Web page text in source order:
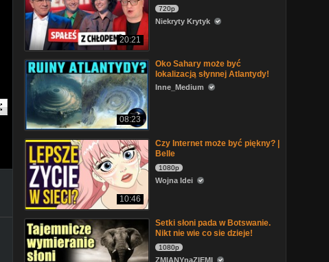
20:21
720p
Niekryty Krytyk
08:23
Oko Sahary może być
lokalizacją słynnej Atlantydy!
Inne_Medium
10:46
Czy Internet może być piękny? |
Belle
1080p
Wojna Idei
Setki słoni pada w Botswanie.
Nikt nie wie co sie dzieje!
1080p
ZMIANYnaZIEMI